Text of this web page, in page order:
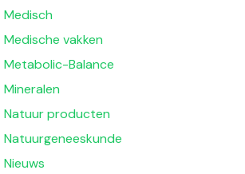
Medisch
Medische vakken
Metabolic-Balance
Mineralen
Natuur producten
Natuurgeneeskunde
Nieuws